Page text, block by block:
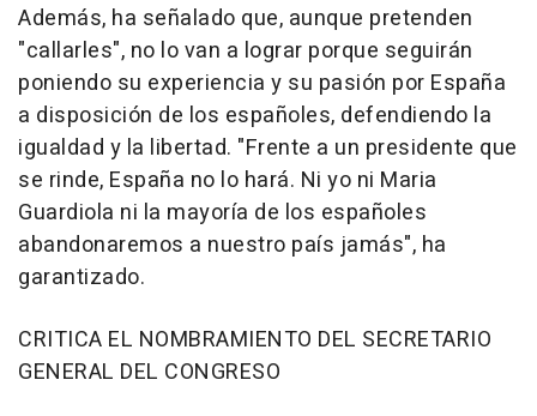
Además, ha señalado que, aunque pretenden
"callarles", no lo van a lograr porque seguirán
poniendo su experiencia y su pasión por España
a disposición de los españoles, defendiendo la
igualdad y la libertad. "Frente a un presidente que
se rinde, España no lo hará. Ni yo ni Maria
Guardiola ni la mayoría de los españoles
abandonaremos a nuestro país jamás", ha
garantizado.
CRITICA EL NOMBRAMIENTO DEL SECRETARIO
GENERAL DEL CONGRESO